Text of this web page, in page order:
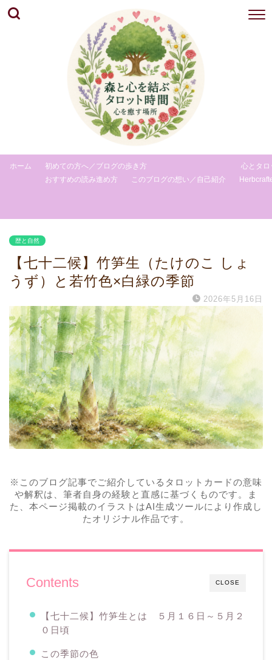
ホーム
初めての方へ／ブログの歩き方
おすすめの読み進め方
このブログの想い／自己紹介
心とタロ
歴と自然
【七十二候】竹笋生（たけのこ しょ
うず）と若竹色×白緑の季節
2026年5月16日
※このブログ記事でご紹介しているタロットカードの意味
や解釈は、筆者自身の経験と直感に基づくものです。ま
た、本ページ掲載のイラストはAI生成ツールにより作成し
たオリジナル作品です。
CLOSE
Contents
【七十二候】竹笋生とは ５月１６日～５月２
０日頃
この季節の色